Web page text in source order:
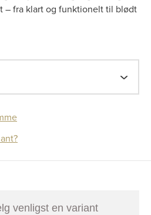
– fra klart og funktionelt til blødt
venligst en variant